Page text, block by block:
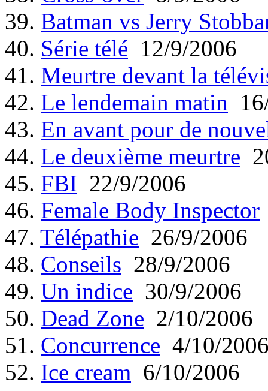
39. Batman vs Jerry
40. Série télé 12/9/2006
41. Meurtre devant la
42. Le lendemain matin
43. En avant pour de
44. Le deuxième meurtre
45. FBI 22/9/2006
46. Female Body Inspector
47. Télépathie 26/9/2006
48. Conseils 28/9/2006
49. Un indice 30/9/2006
50. Dead Zone 2/10/2006
51. Concurrence 4/10/
52. Ice cream 6/10/2006